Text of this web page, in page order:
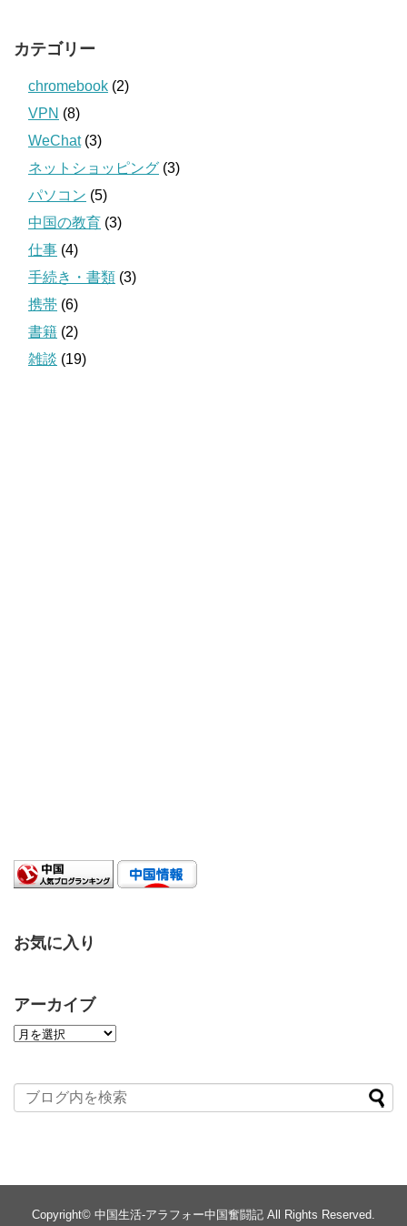
カテゴリー
chromebook (2)
VPN (8)
WeChat(3)
ネットショッピング (3)
パソコン (5)
中国の教育 (3)
仕事 (4)
手続き・書類 (3)
携帯 (6)
書籍 (2)
雑談 (19)
お気に入り
アーカイブ
Copyright© 中国生活-アラフォー中国奮闘記 All Rights Reserved.